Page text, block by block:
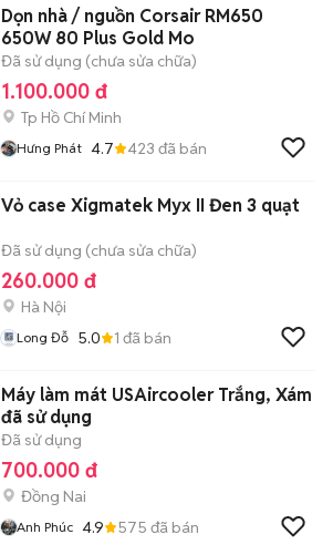
Dọn nhà / nguồn Corsair RM650
650W 80 Plus Gold Mo
Đã sử dụng (chưa sửa chữa)
1.100.000 đ
Tp Hồ Chí Minh
Hưng Phát 4.7 423 đã bán
Vỏ case Xigmatek Myx II Đen 3 quạt
Đã sử dụng (chưa sửa chữa)
260.000 đ
Hà Nội
Long Đỗ 5.0 1 đã bán
Máy làm mát USAircooler Trắng, Xám
đã sử dụng
Đã sử dụng
700.000 đ
Đồng Nai
Anh Phúc 4.9 575 đã bán